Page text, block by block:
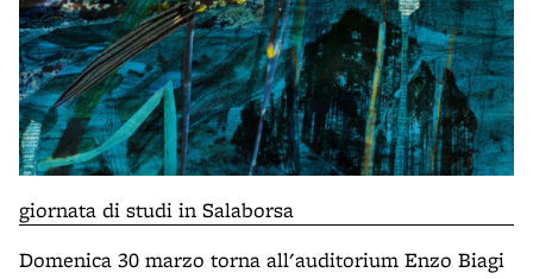
giornata di studi in Salaborsa
Domenica 30 marzo torna all'auditorium Enzo Biagi